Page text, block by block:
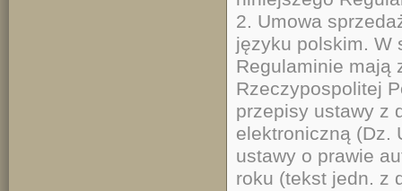
2. Umowa
języku polskim. W
Regulaminie mają
Rzeczypospolitej
przepisy ustawy z
elektroniczną (Dz.
ustawy o prawie
roku (tekst jedn. z